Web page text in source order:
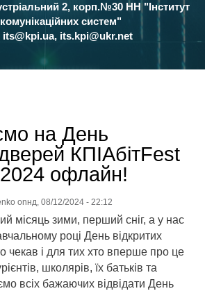
2, корп.№30 НН "Інститут
систем"
its@kpi.ua, its.kpi@ukr.net
на День
КПІАбітFest
офлайн!
onнд, 08/12/2024 - 22:12
місяць зими, перший сніг, а у нас
році День відкритих
чекав і для тих хто вперше про це
школярів, їх батьків та
всіх бажаючих відвідати День